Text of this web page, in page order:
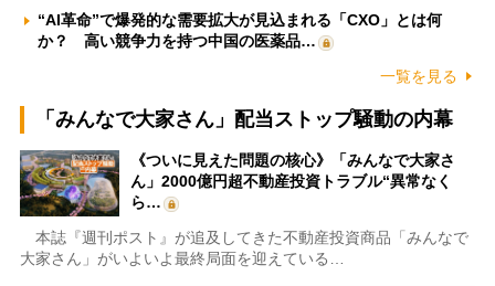
“AI革命”で爆発的な需要拡大が見込まれる「CXO」とは何
か？ 高い競争力を持つ中国の医薬品…
一覧を見る
「みんなで大家さん」配当ストップ騒動の内幕
《ついに見えた問題の核心》「みんなで大家さ
ん」2000億円超不動産投資トラブル“異常なく
ら…
本誌『週刊ポスト』が追及してきた不動産投資商品「みんなで
大家さん」がいよいよ最終局面を迎えている…